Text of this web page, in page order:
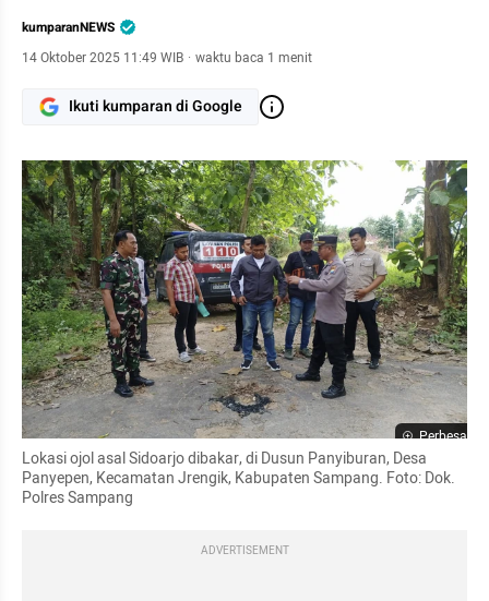
kumparanNEWS
14 Oktober 2025 11:49 WIB · waktu baca 1 menit
Ikuti kumparan di Google
Perbesar
Lokasi ojol asal Sidoarjo dibakar, di Dusun Panyiburan, Desa
Panyepen, Kecamatan Jrengik, Kabupaten Sampang. Foto: Dok.
Polres Sampang
ADVERTISEMENT